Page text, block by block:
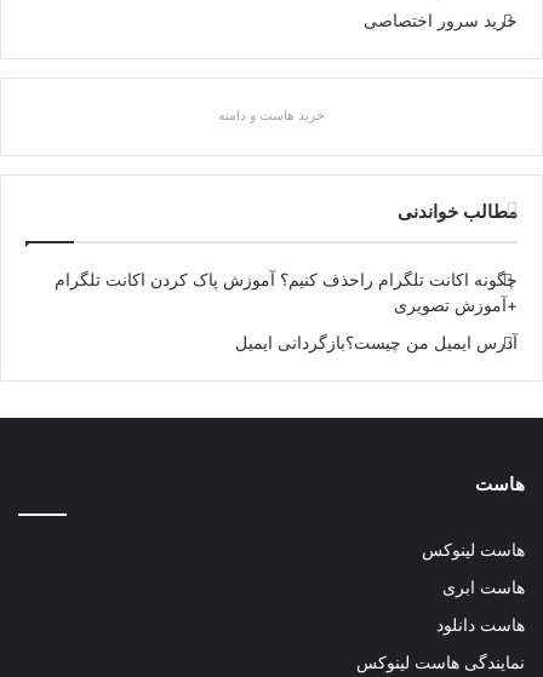
خرید سرور اختصاصی
خرید هاست و دامنه
مطالب خواندنی
چگونه اکانت تلگرام راحذف کنیم؟ آموزش پاک کردن اکانت تلگرام
+آموزش تصویری
آدرس ایمیل من چیست؟بازگردانی ایمیل
هاست
هاست لینوکس
هاست ابری
هاست دانلود
نمایندگی هاست لینوکس